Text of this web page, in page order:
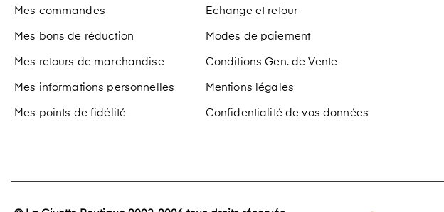
Mes commandes
Mes bons de réduction
Mes retours de marchandise
Mes informations personnelles
Mes points de fidélité
Echange et retour
Modes de paiement
Conditions Gen. de Vente
Mentions légales
Confidentialité de vos données